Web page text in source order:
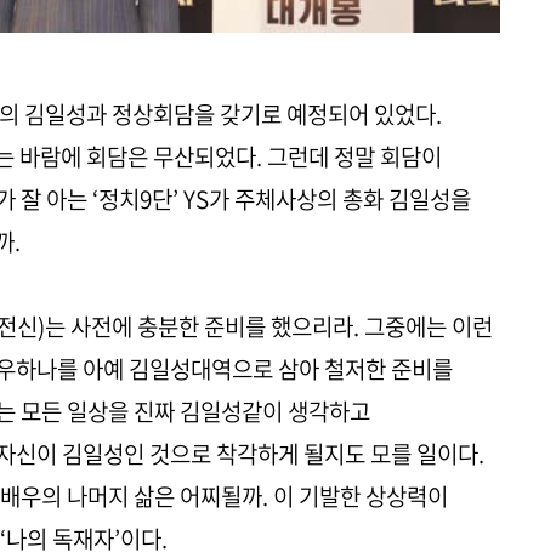
김일성과 정상회담을 갖기로 예정되어 있었다.
바람에 회담은 무산되었다. 그런데 정말 회담이
잘 아는 ‘정치9단’ YS가 주체사상의 총화 김일성을
.
신)는 사전에 충분한 준비를 했으리라. 그중에는 이런
하나를 아예 김일성대역으로 삼아 철저한 준비를
모든 일상을 진짜 김일성같이 생각하고
신이 김일성인 것으로 착각하게 될지도 모를 일이다.
우의 나머지 삶은 어찌될까. 이 기발한 상상력이
의 독재자’이다.